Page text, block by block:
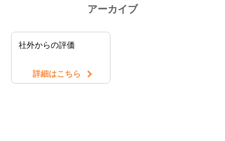
アーカイブ
社外からの評価
詳細はこちら